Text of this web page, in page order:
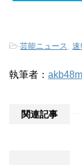
-芸能ニュース 速
執筆者：
関連記事